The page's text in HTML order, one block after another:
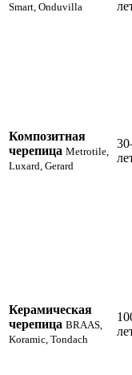
Smart, Onduvilla
Композитная
черепица Metrotile,
Luxard, Gerard
Керамическая
черепица BRAAS,
Koramic, Tondach